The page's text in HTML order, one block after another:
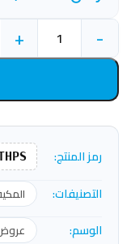
-
+
رمز المنتج:
التصنيفات:
الوسم: